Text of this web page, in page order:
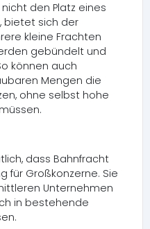
den Platz eines
bietet sich der
kleine Frachten
gebündelt und
können auch
Mengen die
ohne selbst hohe
dass Bahnfracht
für Großkonzerne. Sie
Unternehmen
in bestehende